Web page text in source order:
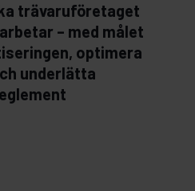
trävaruföretaget
– med målet
optimera
underlätta